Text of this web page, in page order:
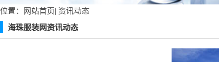
位置： 网站首页| 资讯动态
海珠服装网资讯动态